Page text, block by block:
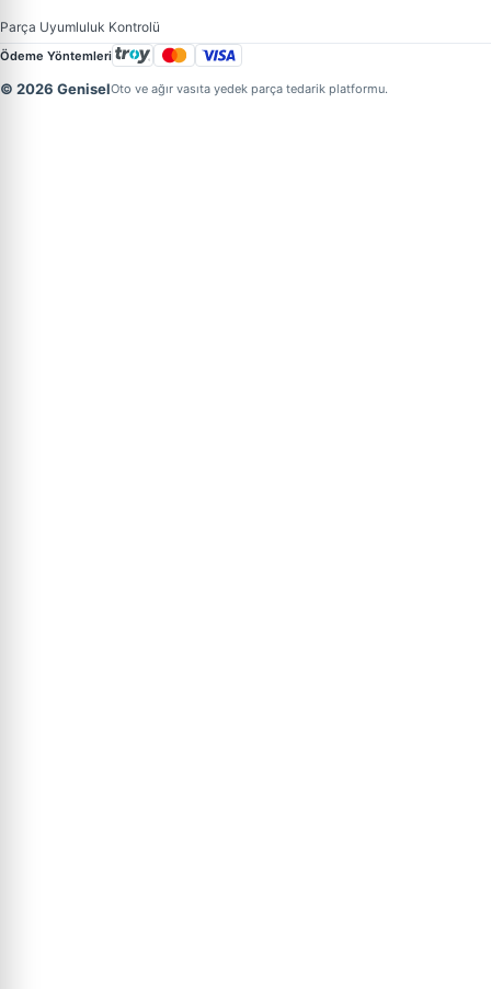
Parça Uyumluluk Kontrolü
Ödeme Yöntemleri
© 2026 GeniselOto ve ağır vasıta yedek parça tedarik platformu.